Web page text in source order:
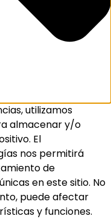
utilizamos
almacenar y/o
El
nos permitirá
de
en este sitio. No
puede afectar
y funciones.